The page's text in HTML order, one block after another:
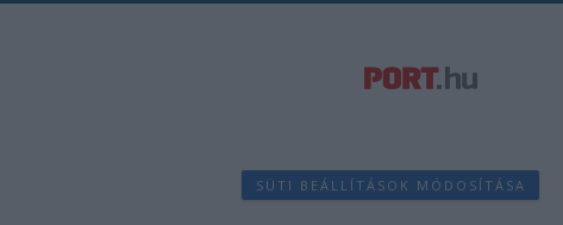
SÜTI BEÁLLÍTÁSOK MÓDOSÍTÁSA